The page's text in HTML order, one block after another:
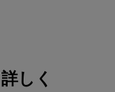
しく